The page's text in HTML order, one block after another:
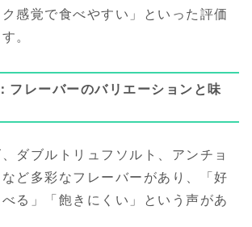
感覚で食べやすい」といった評価
。
フレーバーのバリエーションと味
ダブルトリュフソルト、アンチョ
ど多彩なフレーバーがあり、「好
る」「飽きにくい」という声があ